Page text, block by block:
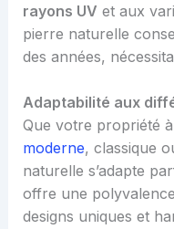
rayons UV et aux
pierre naturelle
des années,
Adaptabilité aux
Que votre propriété
moderne, classique
naturelle s’adapte
offre une
designs uniques et